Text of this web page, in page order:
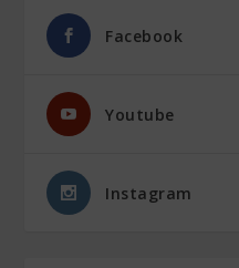
Facebook
Youtube
Instagram